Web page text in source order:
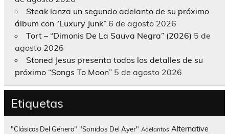
Steak lanza un segundo adelanto de su próximo
álbum con “Luxury Junk” 6 de agosto 2026
Tort – “Dimonis De La Sauva Negra” (2026) 5 de
agosto 2026
Stoned Jesus presenta todos los detalles de su
próximo “Songs To Moon” 5 de agosto 2026
Etiquetas
"Clásicos Del Género" "Sonidos Del Ayer" Adelantos Alternative